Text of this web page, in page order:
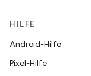
HILFE
Android-Hilfe
Pixel-Hilfe